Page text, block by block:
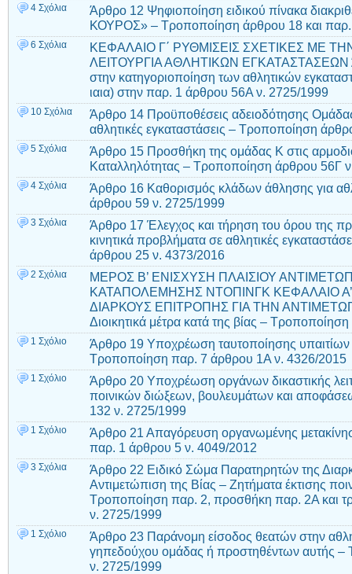
4 Σχόλια
Άρθρο 12 Ψηφιοποίηση ειδικού πίνακα
ΚΟΥΡΟΣ» – Τροποποίηση άρθρου 18 και
6 Σχόλια
ΚΕΦΑΛΑΙΟ Γ΄ ΡΥΘΜΙΣΕΙΣ ΣΧΕΤΙΚΕΣ ΜΕ
ΛΕΙΤΟΥΡΓΙΑ ΑΘΛΗΤΙΚΩΝ ΕΓΚΑΤΑΣΤΑΣΕΩΝ
στην κατηγοριοποίηση των αθλητικών
ιαια) στην παρ. 1 άρθρου 56Α ν. 2725/1999
10 Σχόλια
Άρθρο 14 Προϋποθέσεις αδειοδότησης
αθλητικές εγκαταστάσεις – Τροποποίηση
5 Σχόλια
Άρθρο 15 Προσθήκη της ομάδας Κ στις
Καταλληλότητας – Τροποποίηση άρθρου 56Γ
4 Σχόλια
Άρθρο 16 Καθορισμός κλάδων άθλησης για
άρθρου 59 ν. 2725/1999
3 Σχόλια
Άρθρο 17 Έλεγχος και τήρηση του όρου της
κινητικά προβλήματα σε αθλητικές
άρθρου 25 ν. 4373/2016
2 Σχόλια
ΜΕΡΟΣ Β’ ΕΝΙΣΧΥΣΗ ΠΛΑΙΣΙΟΥ
ΚΑΤΑΠΟΛΕΜΗΣΗΣ ΝΤΟΠΙΝΓΚ ΚΕΦΑΛΑΙΟ
ΔΙΑΡΚΟΥΣ ΕΠΙΤΡΟΠΗΣ ΓΙΑ ΤΗΝ
Διοικητικά μέτρα κατά της βίας –
1 Σχόλιο
Άρθρο 19 Υποχρέωση ταυτοποίησης
Τροποποίηση παρ. 7 άρθρου 1Α ν. 4326/2015
1 Σχόλιο
Άρθρο 20 Υποχρέωση οργάνων δικαστικής
ποινικών διώξεων, βουλευμάτων και
132 ν. 2725/1999
1 Σχόλιο
Άρθρο 21 Απαγόρευση οργανωμένης
παρ. 1 άρθρου 5 ν. 4049/2012
3 Σχόλια
Άρθρο 22 Ειδικό Σώμα Παρατηρητών της
Αντιμετώπιση της Βίας – Ζητήματα έκτισης
Τροποποίηση παρ. 2, προσθήκη παρ. 2Α και
ν. 2725/1999
1 Σχόλιο
Άρθρο 23 Παράνομη είσοδος θεατών στην
γηπεδούχου ομάδας ή προστηθέντων αυτής
ν. 2725/1999